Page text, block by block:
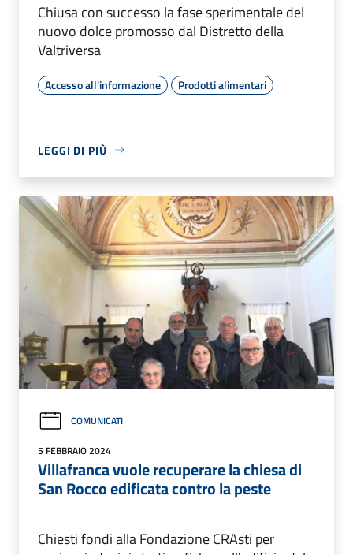
Chiusa con successo la fase sperimentale del
nuovo dolce promosso dal Distretto della
Valtriversa
Accesso all'informazione Prodotti alimentari
LEGGI DI PIÙ
COMUNICATI
5 FEBBRAIO 2024
Villafranca vuole recuperare la chiesa di
San Rocco edificata contro la peste
Chiesti fondi alla Fondazione CRAsti per